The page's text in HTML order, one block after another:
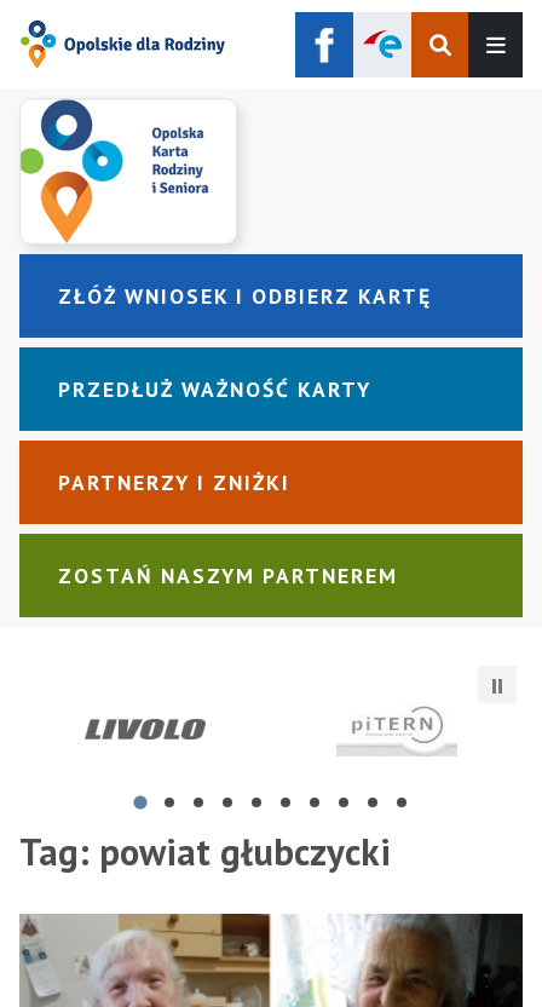
Szukaj
ZŁÓŻ WNIOSEK I ODBIERZ KARTĘ
PRZEDŁUŻ WAŻNOŚĆ KARTY
PARTNERZY I ZNIŻKI
ZOSTAŃ NASZYM PARTNEREM
Tag: powiat głubczycki